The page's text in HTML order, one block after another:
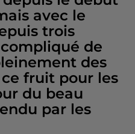
avec le
trois
de
des
fruit pour les
du beau
par les